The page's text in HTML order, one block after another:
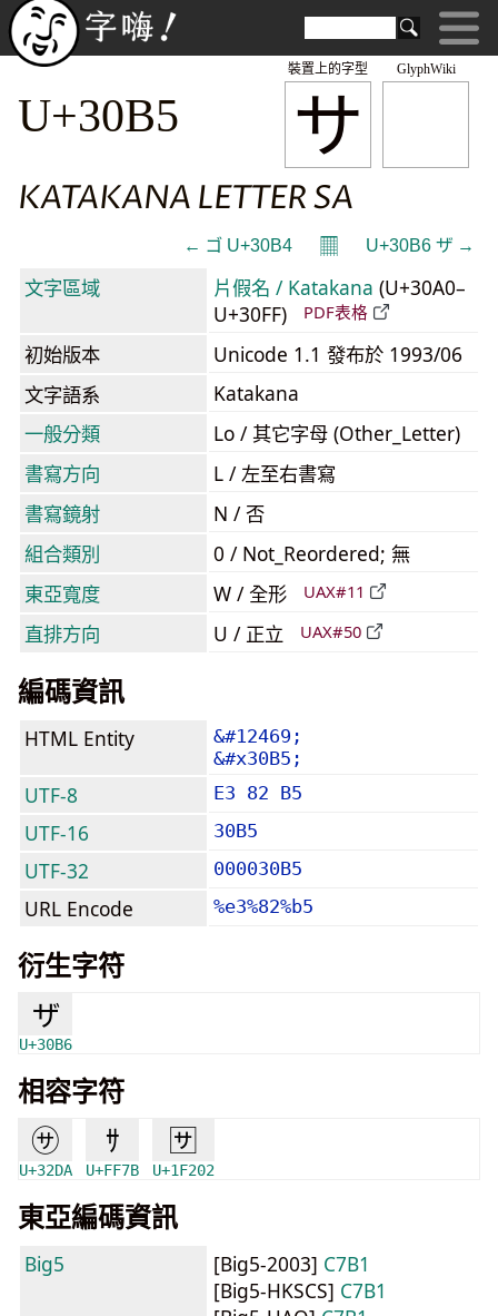
GlyphWiki
サ
裝置上的字型
U+30B5
KATAKANA LETTER SA
← ゴ U+30B4 𝄜 U+30B6 ザ →
文字區域 片假名 / Katakana (U+30A0–
U+30FF)
PDF表格
初始版本
Unicode 1.1 發布於 1993/06
文字語系
Katakana
一般分類
Lo / 其它字母 (Other_Letter)
書寫方向
L / 左至右書寫
書寫鏡射
N / 否
組合類別
0 / Not_Reordered; 無
東亞寬度
W / 全形 UAX#11
直排方向 U / 正立 UAX#50
編碼資訊
HTML Entity
&#12469;
&#x30B5;
UTF-8 E3 82 B5
UTF-16 30B5
UTF-32 000030B5
URL Encode %e3%82%b5
衍生字符
ザ
U+30B6
相容字符
㋚
U+32DA
ｻ
U+FF7B
🈂
U+1F202
東亞編碼資訊
Big5 [Big5-2003] C7B1
[Big5-HKSCS] C7B1